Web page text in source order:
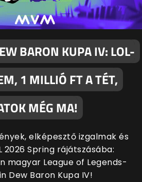
BARON KUPA IV: LOL-
1 MILLIÓ FT A TÉT,
MÉG MA!
elképesztő izgalmak és
2026 Spring rájátszásába:
magyar League of Legends-
Dew Baron Kupa IV!